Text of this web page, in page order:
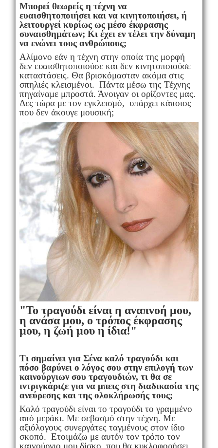
Μπορεί θεωρείς η τέχνη να
ευαισθητοποιήσει και να κινητοποιήσει, ή
λειτουργεί κυρίως ως μέσο έκφρασης
συναισθημάτων; Κι έχει εν τέλει την δύναμη
να ενώνει τους ανθρώπους;
Αλίμονο εάν η τέχνη στην οποία της μορφή
δεν ευαισθητοποιούσε και δεν κινητοποιούσε
καταστάσεις. Θα βρισκόμασταν ακόμα στις
σπηλιές κλεισμένοι. Πάντα μέσω της Τέχνης
πηγαίναμε μπροστά. Άνοιγαν οι ορίζοντες μας.
Δες τώρα με τον εγκλεισμό, υπάρχει κάποιος
που δεν άκουγε μουσική;
"Το τραγούδι είναι η αναπνοή μου,
η ανάσα μου, ο τρόπος έκφρασης
μου, η ζωή μου η ίδια!"
Τι σημαίνει για Σένα καλό τραγούδι και
πόσο βαρύνει ο λόγος σου στην επιλογή των
καινούργιων σου τραγουδιών, τι θα σε
ιντριγκάριζε για να μπεις στη διαδικασία της
ανεύρεσης και της ολοκλήρωσής τους;
Καλό τραγούδι είναι το τραγούδι το γραμμένο
από μεράκι. Με σεβασμό στην τέχνη. Με
αξιόλογους συνεργάτες ταγμένους στον ίδιο
σκοπό. Ετοιμάζω με αυτόν τον τρόπο τον
καινούργιο μου δίσκο, που θα κυκλοφορήσει